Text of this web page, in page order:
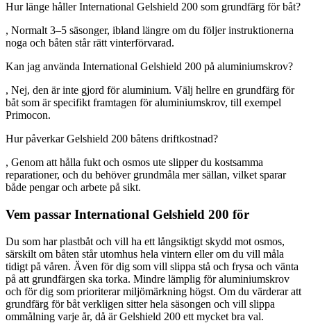
Hur länge håller International Gelshield 200 som grundfärg för båt?
, Normalt 3–5 säsonger, ibland längre om du följer instruktionerna
noga och båten står rätt vinterförvarad.
Kan jag använda International Gelshield 200 på aluminiumskrov?
, Nej, den är inte gjord för aluminium. Välj hellre en grundfärg för
båt som är specifikt framtagen för aluminiumskrov, till exempel
Primocon.
Hur påverkar Gelshield 200 båtens driftkostnad?
, Genom att hålla fukt och osmos ute slipper du kostsamma
reparationer, och du behöver grundmåla mer sällan, vilket sparar
både pengar och arbete på sikt.
Vem passar International Gelshield 200 för
Du som har plastbåt och vill ha ett långsiktigt skydd mot osmos,
särskilt om båten står utomhus hela vintern eller om du vill måla
tidigt på våren. Även för dig som vill slippa stå och frysa och vänta
på att grundfärgen ska torka. Mindre lämplig för aluminiumskrov
och för dig som prioriterar miljömärkning högst. Om du värderar att
grundfärg för båt verkligen sitter hela säsongen och vill slippa
ommålning varje år, då är Gelshield 200 ett mycket bra val.